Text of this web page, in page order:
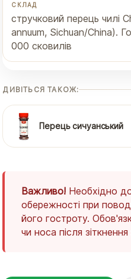
СКЛАД
стручковий перець чилі
annuum, Sichuan/China).
000 сковилів
ДИВІТЬСЯ ТАКОЖ:
Перець сичуанський
Важливо! Необхідно
обережності при
його гостроту.
чи носа після